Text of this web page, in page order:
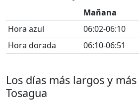
Mañana
Hora azul
06:02-06:10
Hora dorada
06:10-06:51
Los días más largos y
Tosagua